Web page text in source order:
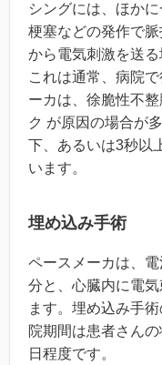
シングには、ほか
梗塞などの発作で
から電気刺激を送る
これは通常、病院
ーカは、徐脆性不
ク が原因の場合が
下、あるいは3秒以
います。
埋め込み手術
ペースメーカは、
分と、心臓内に電
ます。埋め込み手
院期間は患者さん
日程度です。